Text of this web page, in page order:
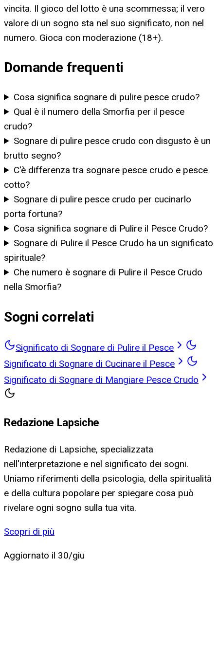
vincita. Il gioco del lotto è una scommessa; il vero
valore di un sogno sta nel suo significato, non nel
numero. Gioca con moderazione (18+).
Domande frequenti
Cosa significa sognare di pulire pesce crudo?
Qual è il numero della Smorfia per il pesce
crudo?
Sognare di pulire pesce crudo con disgusto è un
brutto segno?
C'è differenza tra sognare pesce crudo e pesce
cotto?
Sognare di pulire pesce crudo per cucinarlo
porta fortuna?
Cosa significa sognare di Pulire il Pesce Crudo?
Sognare di Pulire il Pesce Crudo ha un significato
spirituale?
Che numero è sognare di Pulire il Pesce Crudo
nella Smorfia?
Sogni correlati
Significato di Sognare di Pulire il Pesce
Significato di Sognare di Cucinare il Pesce
Significato di Sognare di Mangiare Pesce Crudo
Redazione Lapsiche
Redazione di Lapsiche, specializzata
nell'interpretazione e nel significato dei sogni.
Uniamo riferimenti della psicologia, della spiritualità
e della cultura popolare per spiegare cosa può
rivelare ogni sogno sulla tua vita.
Scopri di più
Aggiornato il 30/giu